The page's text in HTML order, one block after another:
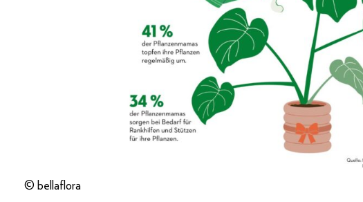
© bellaflora